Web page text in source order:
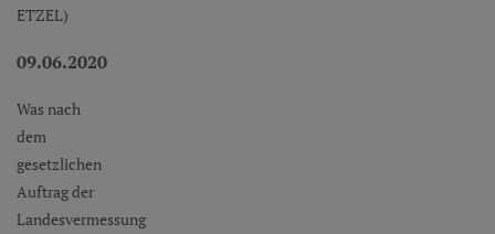
ETZEL)
09.06.2020
Was nach
dem
gesetzlichen
Auftrag der
Landesvermessung